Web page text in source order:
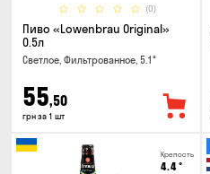
(0)
Пиво «Lowenbrau Original»
0.5л
Светлое, Фильтрованное, 5.1°
55,50
грн за 1 шт
Крепость
4.4°